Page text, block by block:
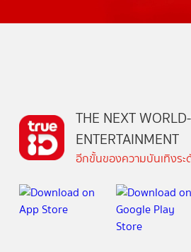
THE NEXT
ENTERTAINMENT
อีกขั้นของความบันเทิงร